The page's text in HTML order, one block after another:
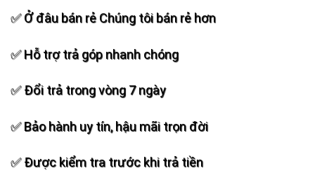
✅ Ở đâu bán rẻ Chúng tôi bán rẻ hơn
✅ Hỗ trợ trả góp nhanh chóng
✅ Đổi trả trong vòng 7 ngày
✅ Bảo hành uy tín, hậu mãi trọn đời
✅ Được kiểm tra trước khi trả tiền